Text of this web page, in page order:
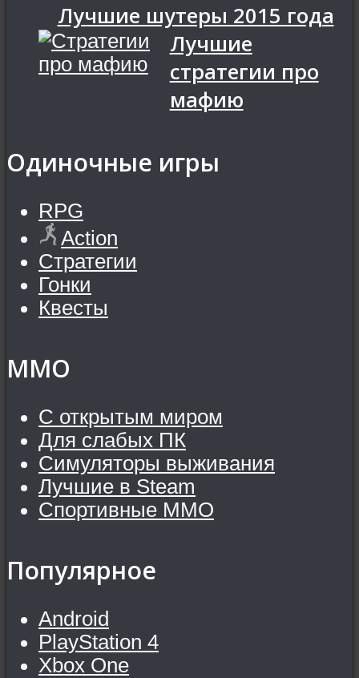
Лучшие шутеры 2015 года
Лучшие
стратегии про
мафию
Одиночные игры
RPG
Action
Стратегии
Гонки
Квесты
MMO
С открытым миром
Для слабых ПК
Симуляторы выживания
Лучшие в Steam
Спортивные MMO
Популярное
Android
PlayStation 4
Xbox One